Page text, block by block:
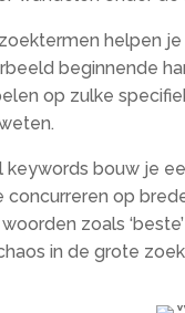
helpen
beginnende
op zulke
keywords bouw je
concurreren op
zoals
in de grote